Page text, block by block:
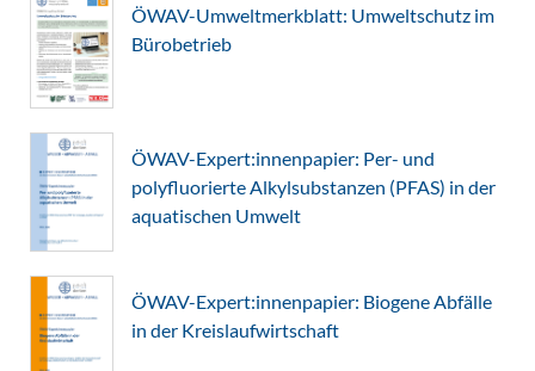
ÖWAV-Umweltmerkblatt: Umweltschutz im
Bürobetrieb
ÖWAV-Expert:innenpapier: Per- und
polyfluorierte Alkylsubstanzen (PFAS) in der
aquatischen Umwelt
ÖWAV-Expert:innenpapier: Biogene Abfälle
in der Kreislaufwirtschaft